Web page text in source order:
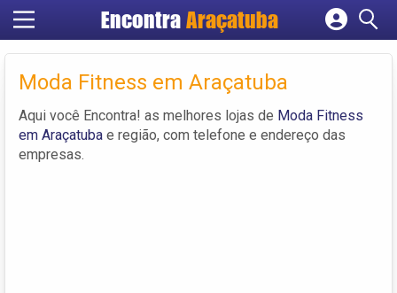
Encontra Araçatuba
Cadastrar empresa
Criar conta
Moda Fitness em Araçatuba
Aqui você Encontra! as melhores lojas de Moda Fitness
em Araçatuba e região, com telefone e endereço das
empresas.